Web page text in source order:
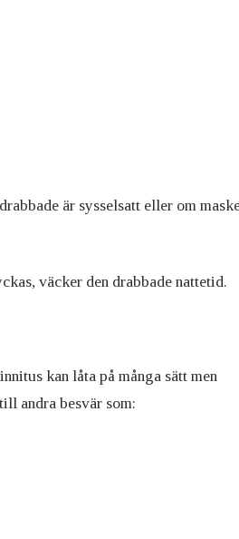
är sysselsatt eller om
väcker den drabbade nattetid.
kan låta på många sätt men
andra besvär som: